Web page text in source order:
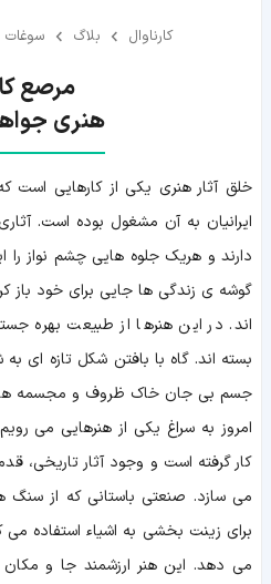
کارناوال بلاگ سوغات
هنری
خلق آثار هنری یکی از کارهایی است
ایرانیان به آن مشغول بوده است.
دارند و هریک جلوه هایی چشم نواز را
گوشه ی زندگی ها جایی برای خود باز
اند. در این هنرها از طبیعت بهره
بسته اند. گاه با بافتن شکل تازه ای
جسم بی جان خاک ظروف و مجسمه
امروز به سراغ یکی از هنرهایی می
کار گرفته است و وجود آثار تاریخی،
می سازد. صنعتی باستانی که از سنگ
برای زینت بخشی به اشیاء استفاده می
می دهد. این هنر ارزشمند جا و